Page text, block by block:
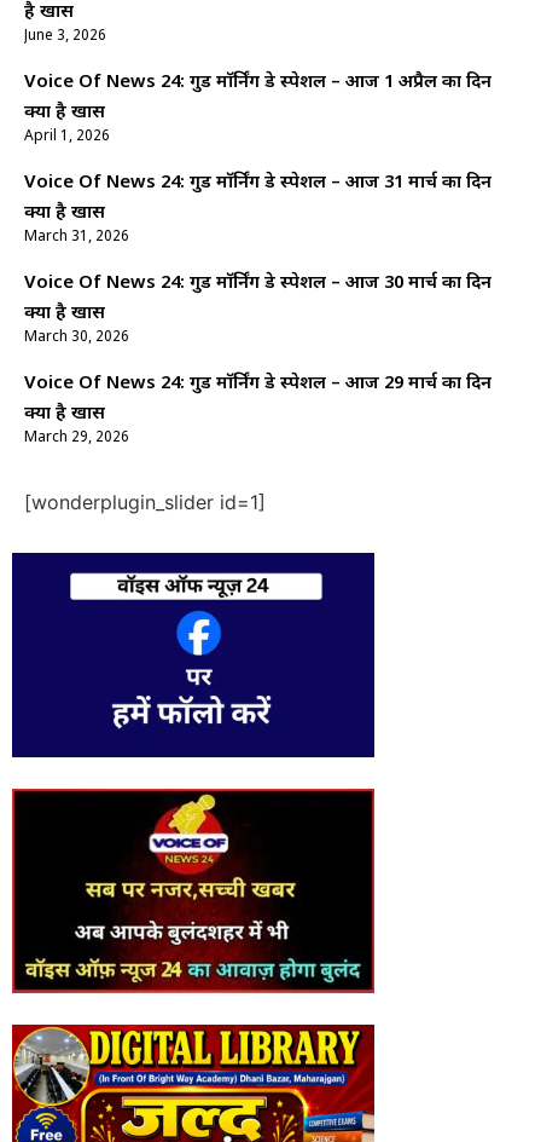
है खास
June 3, 2026
Voice Of News 24: गुड माॅर्निंग डे स्पेशल – आज 1 अप्रैल का दिन
क्यों है खास
April 1, 2026
Voice Of News 24: गुड माॅर्निंग डे स्पेशल – आज 31 मार्च का दिन
क्यों है खास
March 31, 2026
Voice Of News 24: गुड माॅर्निंग डे स्पेशल – आज 30 मार्च का दिन
क्यों है खास
March 30, 2026
Voice Of News 24: गुड माॅर्निंग डे स्पेशल – आज 29 मार्च का दिन
क्यों है खास
March 29, 2026
[wonderplugin_slider id=1]